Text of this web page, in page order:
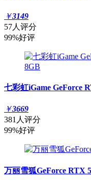
￥3149
57人评分
99%好评
七彩虹iGame GeForce
￥3669
381人评分
99%好评
万丽雪狐GeForce RTX